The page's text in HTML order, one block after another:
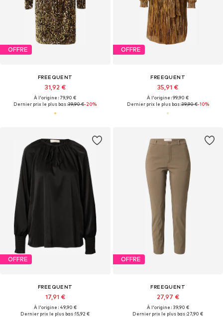
OFFRE
FREEQUENT
31,92 €
À l'origine : 79,90 €
Dernier prix le plus bas :39,90 €-20%
OFFRE
FREEQUENT
35,91 €
À l'origine : 99,90 €
Dernier prix le plus bas :39,90 €-10%
OFFRE
FREEQUENT
17,91 €
À l'origine : 49,90 €
Dernier prix le plus bas :15,92 €
OFFRE
FREEQUENT
27,97 €
À l'origine : 39,90 €
Dernier prix le plus bas :27,90 €